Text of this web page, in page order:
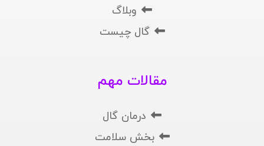
وبلاگ
گال چیست
مقالات مهم
درمان گال
بخش سلامت